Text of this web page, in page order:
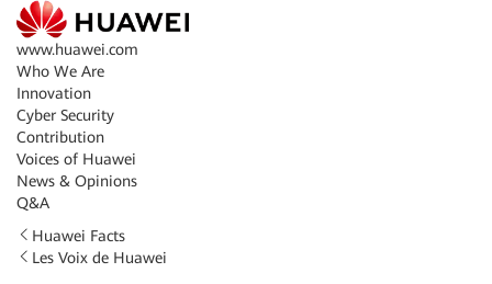
www.huawei.com
Who We Are
Innovation
Cyber Security
Contribution
Voices of Huawei
News & Opinions
Q&A
Huawei Facts
Les Voix de Huawei